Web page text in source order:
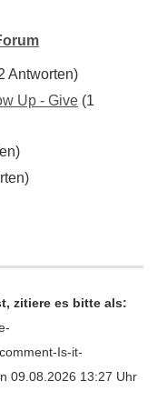
Antworten)
Up - Give (1
zitiere es bitte als:
Is-it-
09.08.2026 13:27 Uhr